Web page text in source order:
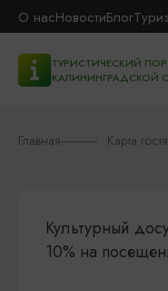
О насНовостиБлог
ТУРИСТИЧЕСКИЙ
КАЛИНИНГРАДСКОЙ
Главная Карта гостя
Культурный
10% на